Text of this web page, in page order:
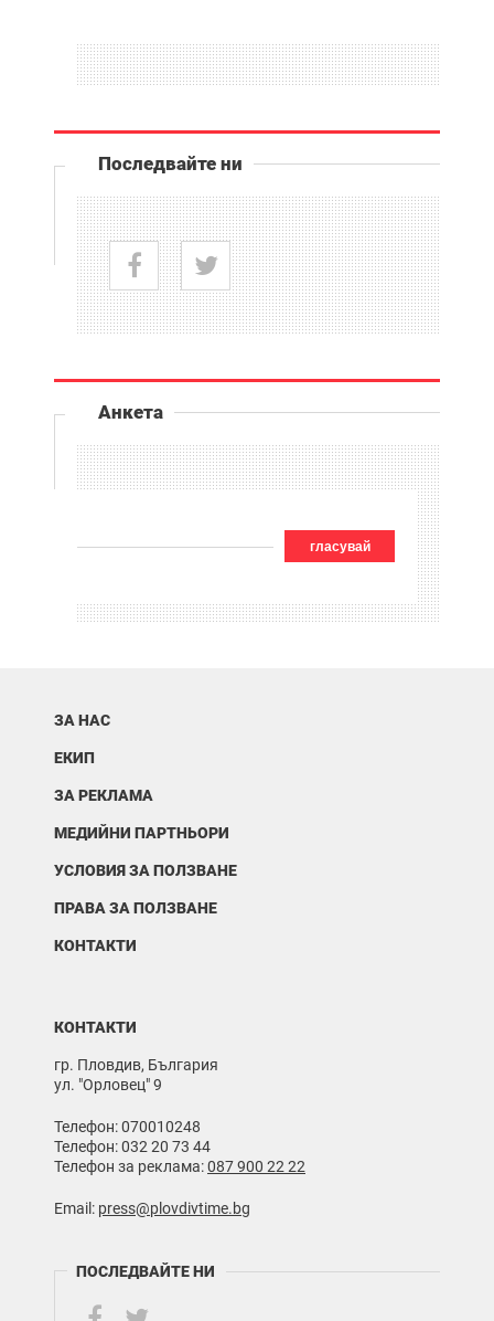
Последвайте ни
Анкета
гласувай
ЗА НАС
ЕКИП
ЗА РЕКЛАМА
МЕДИЙНИ ПАРТНЬОРИ
УСЛОВИЯ ЗА ПОЛЗВАНЕ
ПРАВА ЗА ПОЛЗВАНЕ
КОНТАКТИ
КОНТАКТИ
гр. Пловдив, България
ул. "Орловец" 9
Телефон: 070010248
Телефон: 032 20 73 44
Телефон за реклама:087 900 22 22
Email: press@plovdivtime.bg
ПОСЛЕДВАЙТЕ НИ